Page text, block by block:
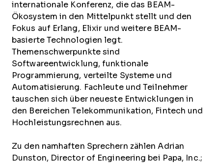
internationale Konferenz, die das BEAM-
Ökosystem in den Mittelpunkt stellt und den
Fokus auf Erlang, Elixir und weitere BEAM-
basierte Technologien legt.
Themenschwerpunkte sind
Softwareentwicklung, funktionale
Programmierung, verteilte Systeme und
Automatisierung. Fachleute und Teilnehmer
tauschen sich über neueste Entwicklungen in
den Bereichen Telekommunikation, Fintech und
Hochleistungsrechnen aus.
Zu den namhaften Sprechern zählen Adrian
Dunston, Director of Engineering bei Papa, Inc.;